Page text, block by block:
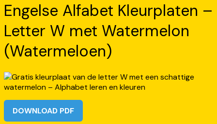
Engelse Alfabet Kleurplaten –
Letter W met Watermelon
(Watermeloen)
DOWNLOAD PDF